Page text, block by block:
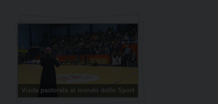
Visita pastorale al mondo dello Sport